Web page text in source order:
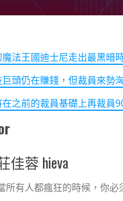
魔法王國迪士尼走出最黑
巨頭仍在賺錢，但裁員來勢
在之前的裁員基礎上再裁員
佳蓉 hieva
所有人都瘋狂的時候，你必